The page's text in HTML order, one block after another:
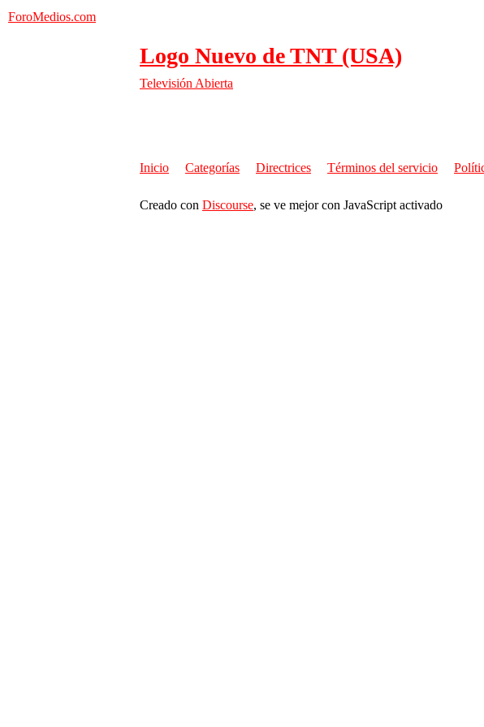
ForoMedios.com
Logo Nuevo de TNT (USA)
Televisión Abierta
Inicio Categorías Directrices Términos del servicio
Creado con Discourse, se ve mejor con JavaScript activado